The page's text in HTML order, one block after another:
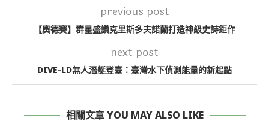
previous post
【奧德賽】群星盛讚克里斯多夫諾蘭打造神級史詩鉅作
next post
DIVE-LD無人潛艇登臺：臺灣水下偵測能量的新起點
相關文章 YOU MAY ALSO LIKE